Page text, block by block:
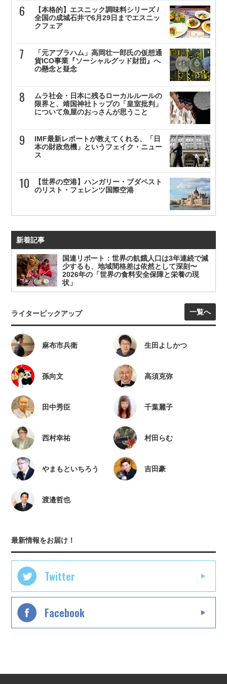
【本格的】エスニック調味料シリーズ /
全国の成城石井で6月29日までエスニッ
クフェア
「元アブラハム」高岡壮一郎氏の仮想通
貨ICO事業『ソーシャルグッド財団』へ
の懸念と疑念
ムラ社会・日本に残るローカルルールの
限界と、靖国神社トップの「皇室批判」
について魚屋のおっさんが思うこと
IMF最新レポートが教えてくれる、「日
本の財政危機」というフェイク・ニュー
ス
【世界の空港】ハンガリー・ブダペスト
のリスト・フェレンツ国際空港
新着記事
国連リポート：世界の飢餓人口は3年連続で減
少するも、地域間格差は依然として深刻〜
2026年の「世界の食料安全保障と栄養の現
状」
ライターピックアップ 一覧へ
麻布市兵衛 生田よしかつ
孫向文 高須克弥
田中秀臣 千葉麗子
西村幸祐 村田らむ
やまもといちろう 吉田豪
渡邉哲也
最新情報をお届け！
Twitter
Facebook